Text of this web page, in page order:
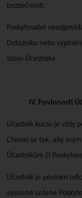
bezpečnosti.
Poskytovatel
Dotazníku nebo
stavu Účastníka.
IV. Povinnosti
Účastník kurzu je vždy
Chovat se tak, aby
Účastníkům či
Účastník je povinen
výslovně určené